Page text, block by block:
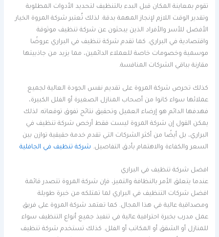
تقوم بمعاينة المكان قبل البدء بالتنظيف لتحديد الأدوات المطلوبة
وتقدير الوقت اللازم لإنجاز المهمة بدقة. لذلك تُعتبر شركة المروة الخيار
الأفضل للأسر والأفراد الذين يبحثون عن شركة تنظيف موثوقة
واقتصادية في البراري. كما تقدم شركة تنظيف في البراري عروضًا
موسمية وخصومات خاصة للعملاء الدائمين، مما يزيد من جاذبيتها
مقارنة بباقي الشركات المنافسة.
كذلك تحرص شركة المروة على تقديم نفس الجودة العالية لجميع
عملائها سواء كانوا من أصحاب المنازل الصغيرة أو الفلل الكبيرة،
فهدفها الدائم هو إرضاء العميل وتحقيق نتائج تفوق توقعاته. لذلك
يمكن القول إن شركة المروة ليست فقط أرخص شركة تنظيف في
البراري، بل أيضًا من أكثر الشركات التي تقدم خدمة حقيقية توازن بين
السعر والكفاءة والاهتمام بأدق التفاصيل. شركة تنظيف في الجافلية
افضل شركة تنظيف في البراري
عندما يتعلق الأمر بالنظافة والتميز، فإن شركة المروة تتصدر قائمة
افضل شركات التنظيف في البراري لما تمتلكه من خبرة طويلة
ومصداقية عالية في هذا المجال. كما تعتمد شركة المروة على فريق
عمل مدرب بخبرة احترافية عالية في تنفيذ جميع أنواع التنظيف سواء
للمنازل أو الشقق أو المكاتب أو الفلل. كذلك تستخدم شركة تنظيف